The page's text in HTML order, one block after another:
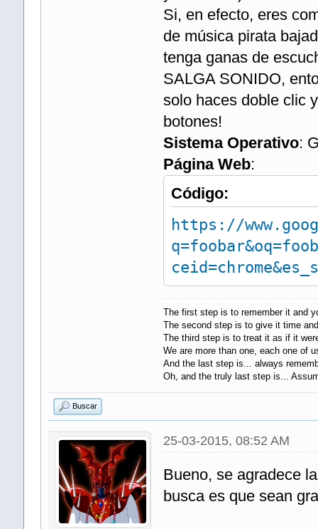
Si, en efecto, eres
de música pirata
tenga ganas de
SALGA SONIDO,
solo haces doble clic
botones!
Sistema Operativo:
Página Web:
Código:
https://
The first step is to remember it and
The second step is to give it time
The third step is to treat it as if it
We are more than one, each one of
And the last step is... always
Oh, and the truly last step is...
Buscar
25-03-2015, 08:52 AM
Bueno, se agradece
busca es que sean